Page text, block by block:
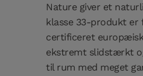
Nature giver et
klasse 33-produkt er
certificeret
ekstremt slidstærkt
til rum med meget